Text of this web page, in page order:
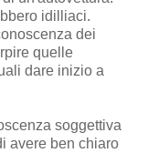
idilliaci.
dei
quelle
dare inizio a
soggettiva
avere ben chiaro